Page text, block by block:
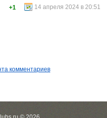
14 апреля 2024 в 20:51
+1
комментариев